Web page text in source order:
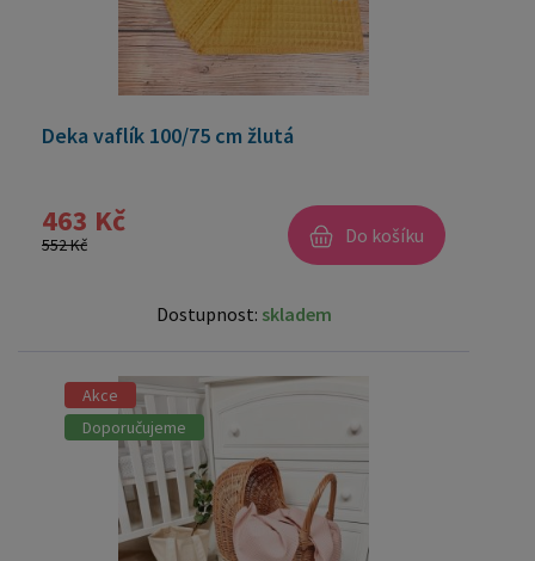
Deka vaflík 100/75 cm žlutá
463 Kč
552 Kč Do košíku
Dostupnost: skladem
Akce
Doporučujeme